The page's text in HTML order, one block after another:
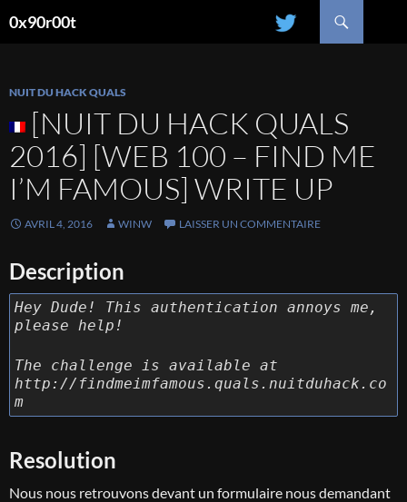
0x90r00t
NUIT DU HACK QUALS
[NUIT DU HACK QUALS
2016] [WEB 100 – FIND ME
I’M FAMOUS] WRITE UP
AVRIL 4, 2016 WINW LAISSER UN COMMENTAIRE
Description
Hey Dude! This authentication annoys me,
please help!
The challenge is available at
http://findmeimfamous.quals.nuitduhack.co
m
Resolution
Nous nous retrouvons devant un formulaire nous demandant